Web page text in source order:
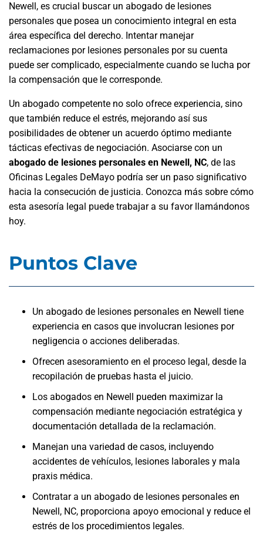
Newell, es crucial buscar un abogado de lesiones
personales que posea un conocimiento integral en esta
área específica del derecho. Intentar manejar
reclamaciones por lesiones personales por su cuenta
puede ser complicado, especialmente cuando se lucha por
la compensación que le corresponde.
Un abogado competente no solo ofrece experiencia, sino
que también reduce el estrés, mejorando así sus
posibilidades de obtener un acuerdo óptimo mediante
tácticas efectivas de negociación. Asociarse con un
abogado de lesiones personales en Newell, NC, de las
Oficinas Legales DeMayo podría ser un paso significativo
hacia la consecución de justicia. Conozca más sobre cómo
esta asesoría legal puede trabajar a su favor llamándonos
hoy.
Puntos Clave
Un abogado de lesiones personales en Newell tiene
experiencia en casos que involucran lesiones por
negligencia o acciones deliberadas.
Ofrecen asesoramiento en el proceso legal, desde la
recopilación de pruebas hasta el juicio.
Los abogados en Newell pueden maximizar la
compensación mediante negociación estratégica y
documentación detallada de la reclamación.
Manejan una variedad de casos, incluyendo
accidentes de vehículos, lesiones laborales y mala
praxis médica.
Contratar a un abogado de lesiones personales en
Newell, NC, proporciona apoyo emocional y reduce el
estrés de los procedimientos legales.